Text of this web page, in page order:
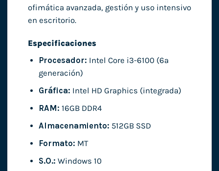
ofimática avanzada, gestión y uso intensivo
en escritorio.
Especificaciones
Procesador: Intel Core i3-6100 (6ª
generación)
Gráfica: Intel HD Graphics (integrada)
RAM: 16GB DDR4
Almacenamiento: 512GB SSD
Formato: MT
S.O.: Windows 10